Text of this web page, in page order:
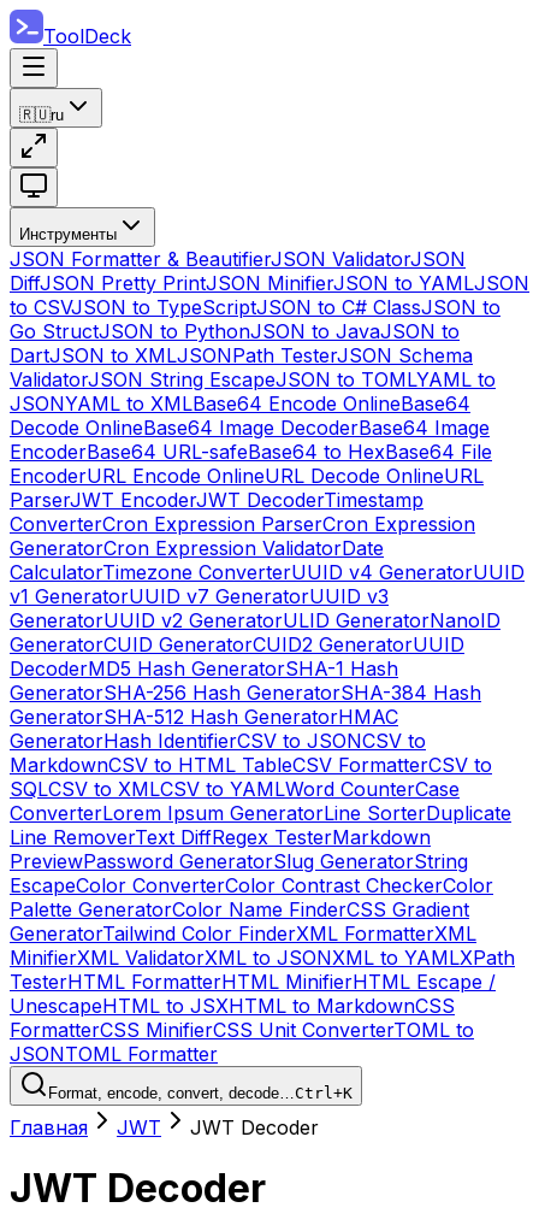
ToolDeck
🇷🇺ru
Инструменты
JSON Formatter & BeautifierJSON ValidatorJSON
DiffJSON Pretty PrintJSON MinifierJSON to YAMLJSON
to CSVJSON to TypeScriptJSON to C# ClassJSON to
Go StructJSON to PythonJSON to JavaJSON to
DartJSON to XMLJSONPath TesterJSON Schema
ValidatorJSON String EscapeJSON to TOMLYAML to
JSONYAML to XMLBase64 Encode OnlineBase64
Decode OnlineBase64 Image DecoderBase64 Image
EncoderBase64 URL-safeBase64 to HexBase64 File
EncoderURL Encode OnlineURL Decode OnlineURL
ParserJWT EncoderJWT DecoderTimestamp
ConverterCron Expression ParserCron Expression
GeneratorCron Expression ValidatorDate
CalculatorTimezone ConverterUUID v4 GeneratorUUID
v1 GeneratorUUID v7 GeneratorUUID v3
GeneratorUUID v2 GeneratorULID GeneratorNanoID
GeneratorCUID GeneratorCUID2 GeneratorUUID
DecoderMD5 Hash GeneratorSHA-1 Hash
GeneratorSHA-256 Hash GeneratorSHA-384 Hash
GeneratorSHA-512 Hash GeneratorHMAC
GeneratorHash IdentifierCSV to JSONCSV to
MarkdownCSV to HTML TableCSV FormatterCSV to
SQLCSV to XMLCSV to YAMLWord CounterCase
ConverterLorem Ipsum GeneratorLine SorterDuplicate
Line RemoverText DiffRegex TesterMarkdown
PreviewPassword GeneratorSlug GeneratorString
EscapeColor ConverterColor Contrast CheckerColor
Palette GeneratorColor Name FinderCSS Gradient
GeneratorTailwind Color FinderXML FormatterXML
MinifierXML ValidatorXML to JSONXML to YAMLXPath
TesterHTML FormatterHTML MinifierHTML Escape /
UnescapeHTML to JSXHTML to MarkdownCSS
FormatterCSS MinifierCSS Unit ConverterTOML to
JSONTOML Formatter
Format, encode, convert, decode…Ctrl+K
Главная JWT JWT Decoder
JWT Decoder